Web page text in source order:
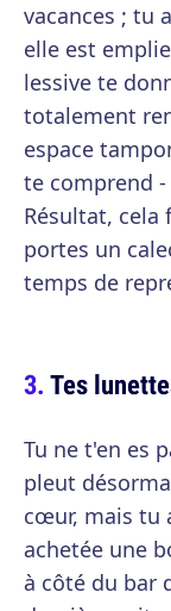
vacances ; tu
elle est
lessive te
totalement
espace
te comprend
Résultat,
portes un
temps de
Tes
Tu ne t'en es
pleut
cœur, mais tu
achetée une
à côté du bar